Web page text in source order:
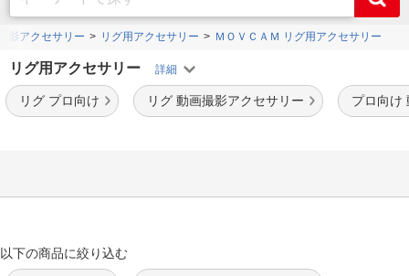
影アクセサリー リグ用アクセサリー ＭＯＶＣＡＭ リグ用アクセサリー
リグ用アクセサリー
リグ プロ向け リグ 動画撮影アクセサリー プロ向け
以下の商品に絞り込む